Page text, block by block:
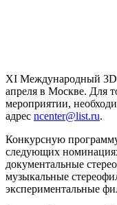
XI Международный 3D-
апреля в Москве. Для
мероприятии,
адрес ncenter@list.ru.
Конкурсную
следующих
документальные
музыкальные
экспериментальные